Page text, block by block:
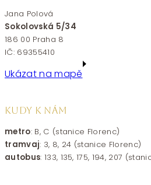
Jana Polová
Sokolovská 5/34
186 00 Praha 8
IČ: 69355410
Ukázat na mapě
KUDY K NÁM
metro: B, C (stanice Florenc)
tramvaj: 3, 8, 24 (stanice Florenc)
autobus: 133, 135, 175, 194, 207